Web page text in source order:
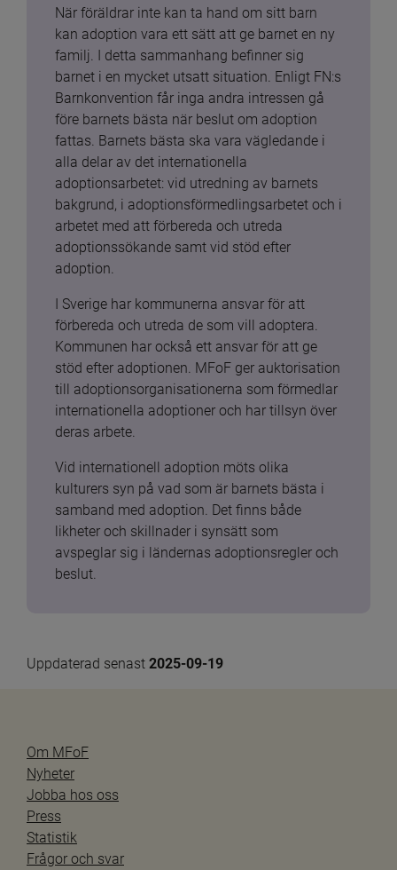
När föräldrar inte kan ta hand om sitt barn
kan adoption vara ett sätt att ge barnet en ny
familj. I detta sammanhang befinner sig
barnet i en mycket utsatt situation. Enligt FN:s
Barnkonvention får inga andra intressen gå
före barnets bästa när beslut om adoption
fattas. Barnets bästa ska vara vägledande i
alla delar av det internationella
adoptionsarbetet: vid utredning av barnets
bakgrund, i adoptionsförmedlingsarbetet och i
arbetet med att förbereda och utreda
adoptionssökande samt vid stöd efter
adoption.
I Sverige har kommunerna ansvar för att
förbereda och utreda de som vill adoptera.
Kommunen har också ett ansvar för att ge
stöd efter adoptionen. MFoF ger auktorisation
till adoptionsorganisationerna som förmedlar
internationella adoptioner och har tillsyn över
deras arbete.
Vid internationell adoption möts olika
kulturers syn på vad som är barnets bästa i
samband med adoption. Det finns både
likheter och skillnader i synsätt som
avspeglar sig i ländernas adoptionsregler och
beslut.
Uppdaterad senast 2025-09-19
Om MFoF
Nyheter
Jobba hos oss
Press
Statistik
Frågor och svar